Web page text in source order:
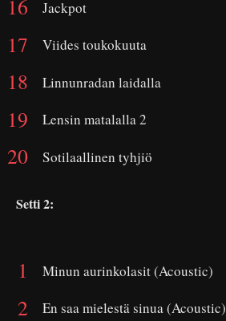
Jackpot
Viides toukokuuta
Linnunradan laidalla
Lensin matalalla 2
Sotilaallinen tyhjiö
Setti 2:
Minun aurinkolasit (Acoustic)
En saa mielestä sinua (Acoustic)